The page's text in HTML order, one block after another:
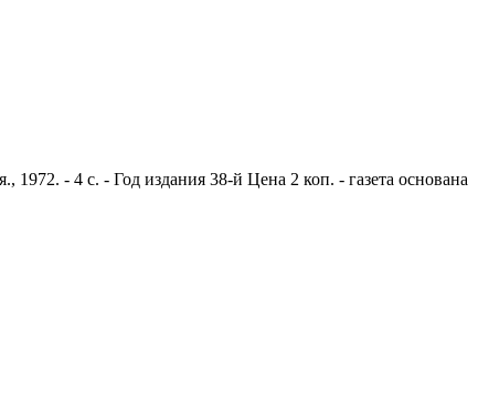
- 4 с. - Год издания 38-й Цена 2 коп. - газета основана